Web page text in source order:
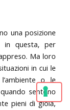
una posizione
in questa, per
Ma loro
in cui le
o le
sentono
pieni di gioia,